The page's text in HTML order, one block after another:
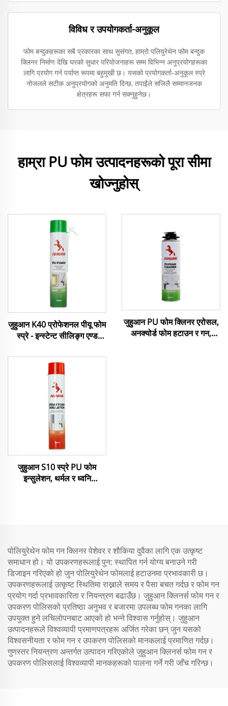
विविध र उपयोगकर्ता-अनुकूल
फोम बन्दुकहरूका सबै प्रकारका साथ सुसंगत, हाम्रो पलियुरेथेन फोम बन्दुक
क्लिनर निर्माण देखि घरको सुधार परियोजनाहरू सम्म विभिन्न अनुप्रयोगहरूका
लागि प्रयोग गर्न पर्याप्त रूपमा बहुमुखी छ। यसको प्रयोगकर्ता-अनुकूल स्प्रे
नोजलले सटीक अनुप्रयोगको अनुमति दिन्छ, तपाईंले सजिलै सम्मानजनक
क्षेत्रहरू सफा गर्न सक्नुहुनेछ।
हाम्रा PU फोम उत्पादनहरूको पूरा सीमा
खोज्नुहोस्
जुहुआन K40 प्रोफेशनल पीयू फोम
स्प्रे - इन्स्टेन्ट सीलिङ्ग एण्ड
जुहुआन PU फोम क्लिनर एरोसल,
अनक्योर्ड फोम हटाउन र गन,
जुहुआन S10 स्प्रे PU फोम
इन्सुलेशन, थर्मल र ध्वनि
पोलियुरेथेन फोम गन क्लिनर पेशेवर र शौकिया दुवैका लागि एक उत्कृष्ट
समाधान हो। यो उपकरणहरूलाई पुन: स्थापित गर्न योग्य बनाउने गरी
डिजाइन गरिएको हो जुन पोलियुरेथेन फोमलाई हटाउनमा प्रभावकारी छ।
उपकरणहरूलाई उत्कृष्ट स्थितिमा राख्नाले समय र पैसा बचत गर्दछ र फोम गन
प्रयोग गर्दा प्रभावकारिता र नियन्त्रण बढाउँछ। जुहुआन क्लिनर्स फोम गन र
उपकरण पोलिसको प्रतिष्ठा अनुभव र बजारमा उपलब्ध फोम गनका लागि
उपयुक्त हुने लचिलोपनबाट आएको हो भन्ने विश्वास गर्नुहोस्। जुहुआन
उत्पादनहरूले विश्वव्यापी प्रमाणपत्रहरू अर्जित गरेका छन् जुन यसको
विश्वसनीयता र फोम गन र उपकरण पोलिसको मानकलाई प्रमाणित गर्दछ।
गुणस्तर नियन्त्रण अन्तर्गत उत्पादन गरिएकोले जुहुआन क्लिनर्स फोम गन र
उपकरण पोलिसलाई विश्वव्यापी मानकहरूको पालना गर्ने गरी जाँच गरिन्छ।